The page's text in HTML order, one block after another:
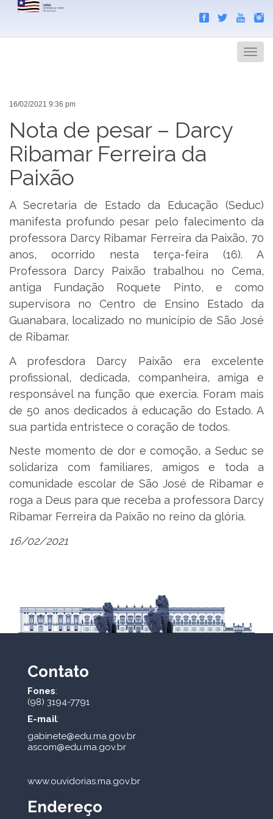
Menu
16/02/2021 9:36 pm
Nota de pesar – Darcy
Ribamar Ferreira da
Paixão
A Secretaria de Estado da Educação (Seduc)
manifesta profundo pesar pelo falecimento da
professora Darcy Ribamar Ferreira da Paixão, 70
anos, ocorrido nesta terça-feira (16). A
Professora Darcy Paixão trabalhou no Cema,
antiga Fundação Roquete Pinto, e como
supervisora no Centro de Ensino Estado da
Guanabara, localizado no município de São José
de Ribamar.
A profesdora Darcy Paixão era excelente
profissional, dedicada, companheira, amiga e
responsável na função que exercia. Foram mais
de 50 anos dedicados à educação do Estado. A
sua partida entristece o coração de todos.
Neste momento de dor e comoção, a Seduc se
solidariza com familiares, amigos e toda a
comunidade escolar de São José de Ribamar e
roga a Deus para que receba a professora Darcy
Ribamar Ferreira da Paixão no reino da glória.
16/02/2021
Contato
Fones:
(98) 3194-7791
E-mail:
gabinete@edu.ma.gov.br
ascom@edu.ma.gov.br
www.ouvidorias.ma.gov.br
Endereço